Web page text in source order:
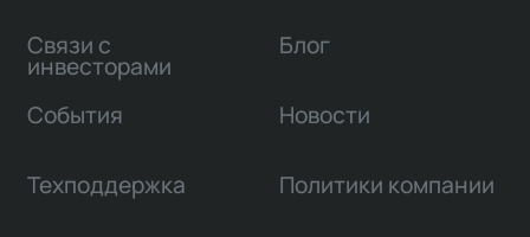
Связи с
инвесторами
Блог
События Новости
Техподдержка Политики компании